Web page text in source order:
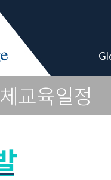
교육일정